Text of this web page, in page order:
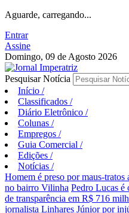
Aguarde, carregando...
Entrar
Assine
Domingo, 09 de Agosto 2026
Pesquisar Notícia
Início /
Classificados /
Diário Eletrônico /
Colunas /
Empregos /
Guia Comercial /
Edições /
Notícias /
Homem é preso por maus-
no bairro Vilinha Pedro Lucas é
de transparência em R$ 716
jornalista Linhares Júnior por